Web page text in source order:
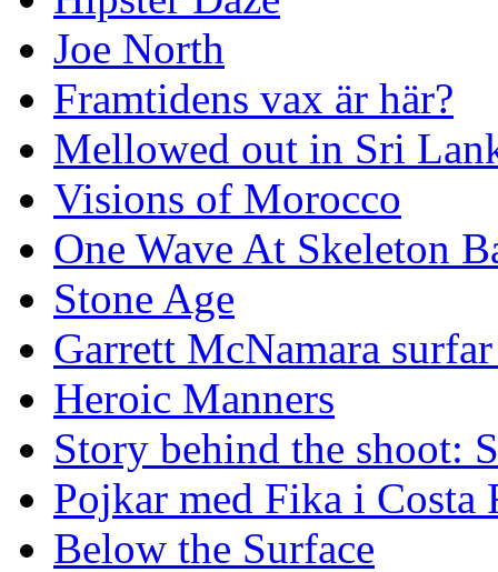
Joe North
Framtidens vax är här?
Mellowed out in Sri
Visions of Morocco
One Wave At Skeleton
Stone Age
Garrett McNamara
Heroic Manners
Story behind the shoot:
Pojkar med Fika i Costa
Below the Surface